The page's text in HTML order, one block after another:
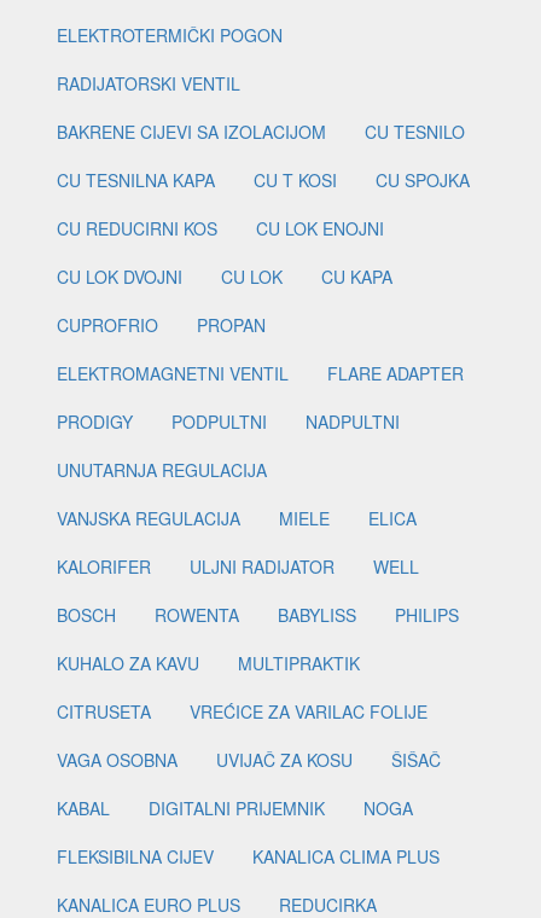
ELEKTROTERMIČKI POGON
RADIJATORSKI VENTIL
BAKRENE CIJEVI SA IZOLACIJOM
CU TESNILO
CU TESNILNA KAPA
CU T KOSI
CU SPOJKA
CU REDUCIRNI KOS
CU LOK ENOJNI
CU LOK DVOJNI
CU LOK
CU KAPA
CUPROFRIO
PROPAN
ELEKTROMAGNETNI VENTIL
FLARE ADAPTER
PRODIGY
PODPULTNI
NADPULTNI
UNUTARNJA REGULACIJA
VANJSKA REGULACIJA
MIELE
ELICA
KALORIFER
ULJNI RADIJATOR
WELL
BOSCH
ROWENTA BABYLISS
PHILIPS
KUHALO ZA KAVU
MULTIPRAKTIK
CITRUSETA
VREĆICE ZA VARILAC FOLIJE
VAGA OSOBNA
UVIJAČ ZA KOSU
ŠIŠAČ
KABAL
DIGITALNI PRIJEMNIK
NOGA
FLEKSIBILNA CIJEV
KANALICA CLIMA PLUS
KANALICA EURO PLUS
REDUCIRKA